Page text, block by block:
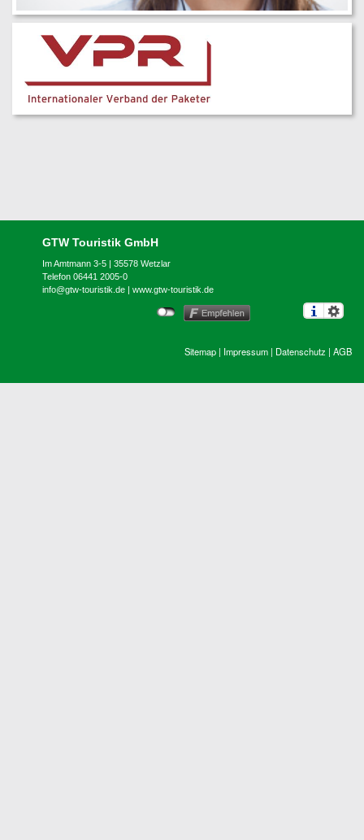
GTW Touristik GmbH
Im Amtmann 3-5 | 35578 Wetzlar
Telefon 06441 2005-0
info@gtw-touristik.de |www.gtw-touristik.de
Sitemap | Impressum | Datenschutz | AGB